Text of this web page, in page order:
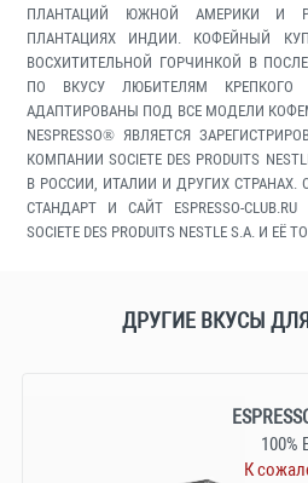
ПЛАНТАЦИЙ ЮЖНОЙ АМЕРИКИ И
ПЛАНТАЦИЯХ ИНДИИ. КОФЕЙНЫЙ
ВОСХИТИТЕЛЬНОЙ ГОРЧИНКОЙ В
ПО ВКУСУ ЛЮБИТЕЛЯМ КРЕПКОГО
АДАПТИРОВАНЫ ПОД ВСЕ МОДЕЛИ
NESPRESSO® ЯВЛЯЕТСЯ
КОМПАНИИ SOCIETE DES PRODUITS
В РОССИИ, ИТАЛИИ И ДРУГИХ
СТАНДАРТ И САЙТ ESPRESSO-
SOCIETE DES PRODUITS NESTLE S.A. И
ДРУГИЕ ВКУСЫ ДЛЯ
100%
К